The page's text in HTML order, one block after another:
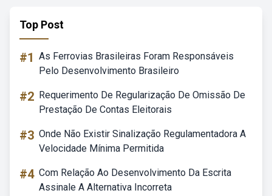
Top Post
#1 As Ferrovias Brasileiras Foram Responsáveis
Pelo Desenvolvimento Brasileiro
#2 Requerimento De Regularização De Omissão De
Prestação De Contas Eleitorais
#3 Onde Não Existir Sinalização Regulamentadora A
Velocidade Mínima Permitida
#4 Com Relação Ao Desenvolvimento Da Escrita
Assinale A Alternativa Incorreta